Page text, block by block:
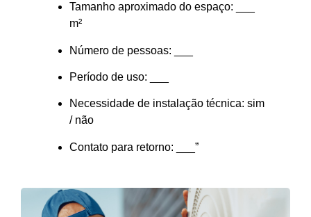
Tamanho aproximado do espaço: ___
m²
Número de pessoas: ___
Período de uso: ___
Necessidade de instalação técnica: sim
/ não
Contato para retorno: ___”